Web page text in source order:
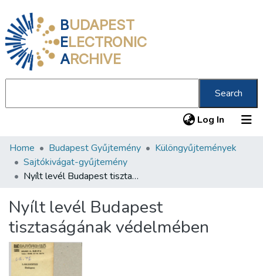
BUDAPEST
ELECTRONIC
ARCHIVE
Search
Log In (current)
Communities & Collections
All of DSpace
About us
Home Budapest Gyűjtemény
Különgyűjtemények
Sajtókivágat-gyűjtemény
Nyílt levél Budapest tisztaságának védelmében
Nyílt levél Budapest
tisztaságának védelmében